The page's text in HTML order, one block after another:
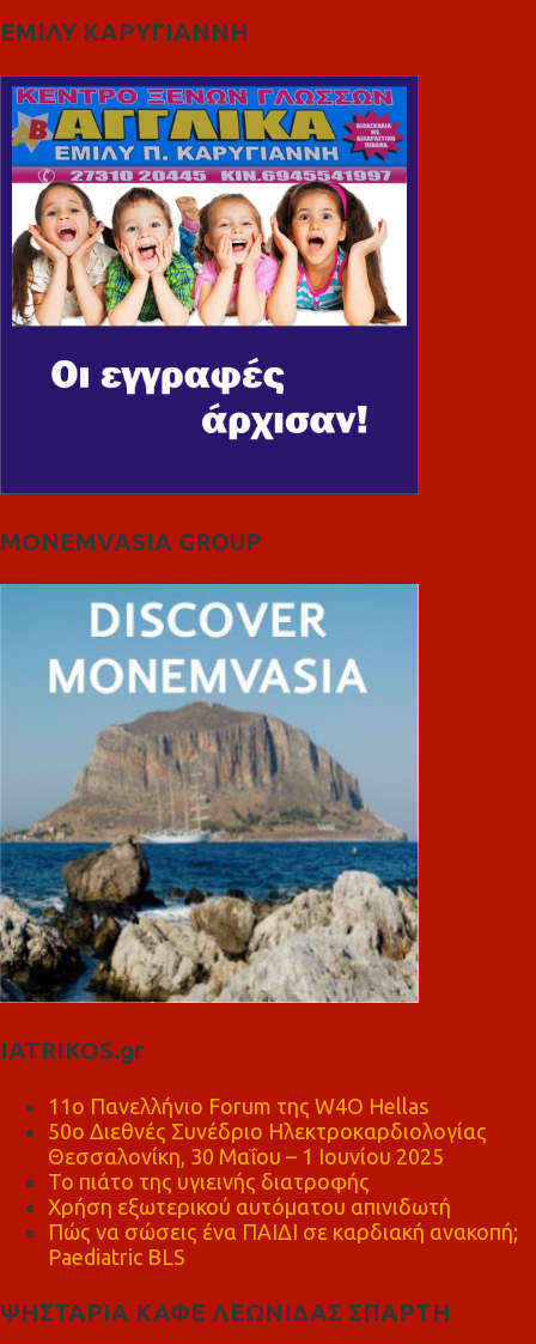
ΕΜΙΛΥ ΚΑΡΥΓΙΑΝΝΗ
MONEMVASIA GROUP
IATRIKOS.gr
11ο Πανελλήνιο Forum της W4O Hellas
50ο Διεθνές Συνέδριο Ηλεκτροκαρδιολογίας
Θεσσαλονίκη, 30 Μαΐου – 1 Ιουνίου 2025
Το πιάτο της υγιεινής διατροφής
Χρήση εξωτερικού αυτόματου απινιδωτή
Πώς να σώσεις ένα ΠΑΙΔΙ σε καρδιακή ανακοπή;
Paediatric BLS
ΨΗΣΤΑΡΙΑ ΚΑΦΕ ΛΕΩΝΙΔΑΣ ΣΠΑΡΤΗ